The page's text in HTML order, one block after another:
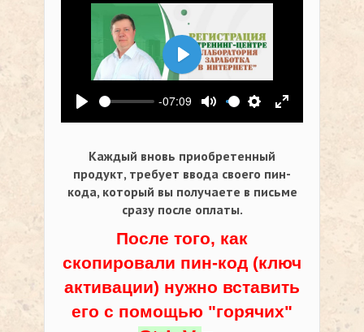
Воспроизвести
-07:09
Выключить звук
Настройки
На весь
Воспроизвести
Каждый вновь приобретенный
продукт, требует ввода своего пин-
кода, который вы получаете в письме
сразу после оплаты.
После того, как
скопировали пин-код (ключ
активации) нужно вставить
его с помощью "горячих"